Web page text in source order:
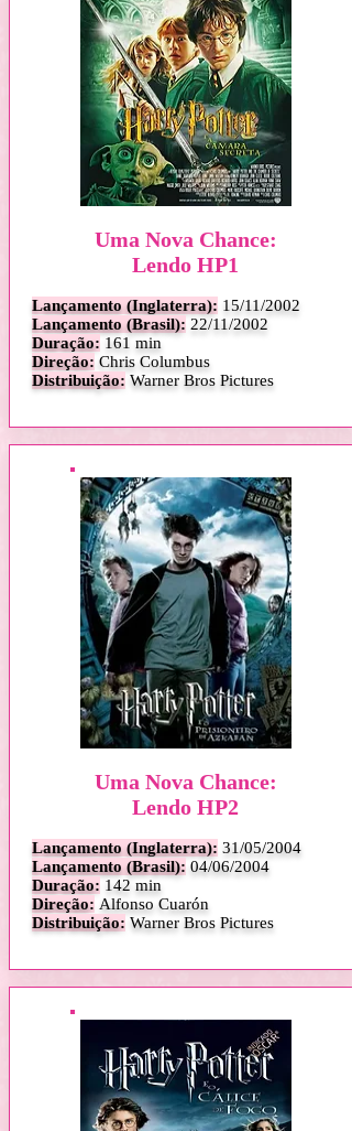
Uma Nova Chance:
Lendo HP1
Lançamento (Inglaterra): 15/11/2002
Lançamento (Brasil): 22/11/2002
Duração: 161 min
Direção: Chris Columbus
Distribuição: Warner Bros Pictures
Uma Nova Chance:
Lendo HP2
Lançamento (Inglaterra): 31/05/2004
Lançamento (Brasil): 04/06/2004
Duração: 142 min
Direção: Alfonso Cuarón
Distribuição: Warner Bros Pictures